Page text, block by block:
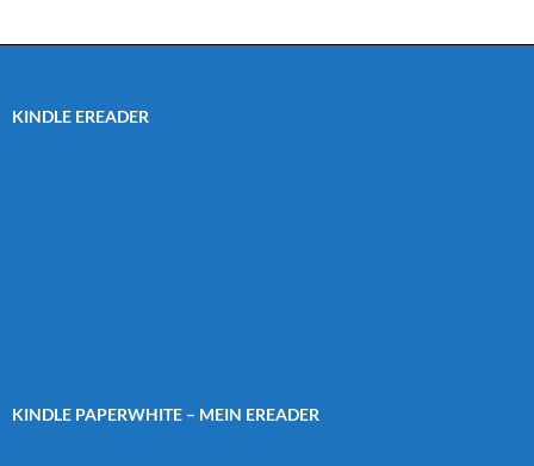
KINDLE EREADER
KINDLE PAPERWHITE – MEIN EREADER